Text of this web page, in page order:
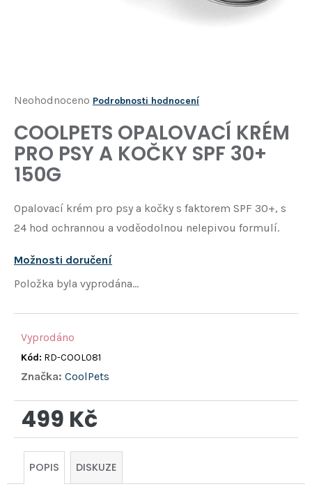
Průměrné
produktu
je
0,0
5
hvězdiček.
Neohodnoceno Podrobnosti hodnocení
COOLPETS OPALOVACÍ KRÉM
PRO PSY A KOČKY SPF 30+
150G
Opalovací krém pro psy a kočky s faktorem SPF 30+, s
24 hod ochrannou a voděodolnou nelepivou formulí.
Možnosti doručení
Položka byla vyprodána…
Vyprodáno
Kód: RD-COOL081
Značka: CoolPets
499 Kč
Měrná
POPIS DISKUZE
D
o
p
o
u
č
u
j
e
m